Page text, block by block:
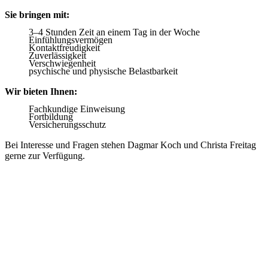
Sie bringen mit:
3–4 Stunden Zeit an einem Tag in der Woche
Einfühlungsvermögen
Kontaktfreudigkeit
Zuverlässigkeit
Verschwiegenheit
psychische und physische Belastbarkeit
Wir bieten Ihnen:
Fachkundige Einweisung
Fortbildung
Versicherungsschutz
Bei Interesse und Fragen stehen Dagmar Koch und Christa Freitag
gerne zur Verfügung.